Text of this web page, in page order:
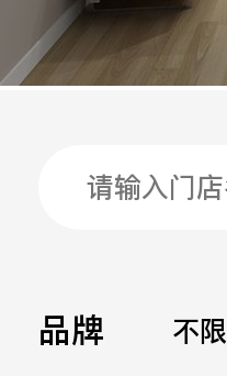
品牌 不限
邮箱
留言